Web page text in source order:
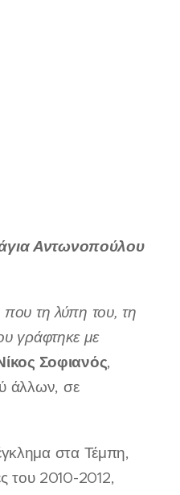
Αντωνοπούλου
που τηλύπη του, τη
γράφτηκε με
Σοφιανός,
άλλων, σε
στα Τέμπη,
του 2010-2012,